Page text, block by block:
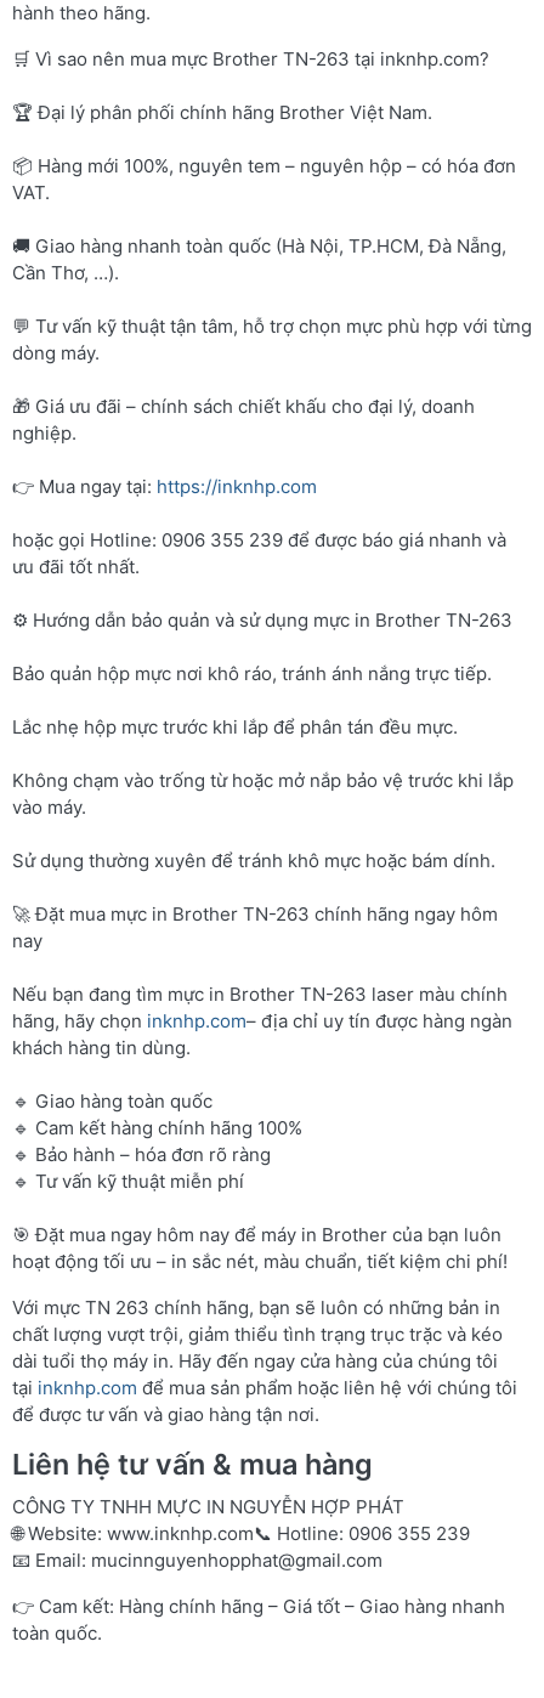
hành theo hãng.
🛒 Vì sao nên mua mực Brother TN-263 tại inknhp.com?
🏆 Đại lý phân phối chính hãng Brother Việt Nam.
📦 Hàng mới 100%, nguyên tem – nguyên hộp – có hóa đơn
VAT.
🚚 Giao hàng nhanh toàn quốc (Hà Nội, TP.HCM, Đà Nẵng,
Cần Thơ, …).
💬 Tư vấn kỹ thuật tận tâm, hỗ trợ chọn mực phù hợp với từng
dòng máy.
🎁 Giá ưu đãi – chính sách chiết khấu cho đại lý, doanh
nghiệp.
👉 Mua ngay tại: https://inknhp.com
hoặc gọi Hotline: 0906 355 239 để được báo giá nhanh và
ưu đãi tốt nhất.
⚙️ Hướng dẫn bảo quản và sử dụng mực in Brother TN-263
Bảo quản hộp mực nơi khô ráo, tránh ánh nắng trực tiếp.
Lắc nhẹ hộp mực trước khi lắp để phân tán đều mực.
Không chạm vào trống từ hoặc mở nắp bảo vệ trước khi lắp
vào máy.
Sử dụng thường xuyên để tránh khô mực hoặc bám dính.
🚀 Đặt mua mực in Brother TN-263 chính hãng ngay hôm
nay
Nếu bạn đang tìm mực in Brother TN-263 laser màu chính
hãng, hãy chọn inknhp.com– địa chỉ uy tín được hàng ngàn
khách hàng tin dùng.
🔹 Giao hàng toàn quốc
🔹 Cam kết hàng chính hãng 100%
🔹 Bảo hành – hóa đơn rõ ràng
🔹 Tư vấn kỹ thuật miễn phí
🎯 Đặt mua ngay hôm nay để máy in Brother của bạn luôn
hoạt động tối ưu – in sắc nét, màu chuẩn, tiết kiệm chi phí!
Với mực TN 263 chính hãng, bạn sẽ luôn có những bản in
chất lượng vượt trội, giảm thiểu tình trạng trục trặc và kéo
dài tuổi thọ máy in. Hãy đến ngay cửa hàng của chúng tôi
tại inknhp.com để mua sản phẩm hoặc liên hệ với chúng tôi
để được tư vấn và giao hàng tận nơi.
Liên hệ tư vấn & mua hàng
CÔNG TY TNHH MỰC IN NGUYỄN HỢP PHÁT
🌐 Website: www.inknhp.com📞 Hotline: 0906 355 239
📧 Email: mucinnguyenhopphat@gmail.com
👉 Cam kết: Hàng chính hãng – Giá tốt – Giao hàng nhanh
toàn quốc.